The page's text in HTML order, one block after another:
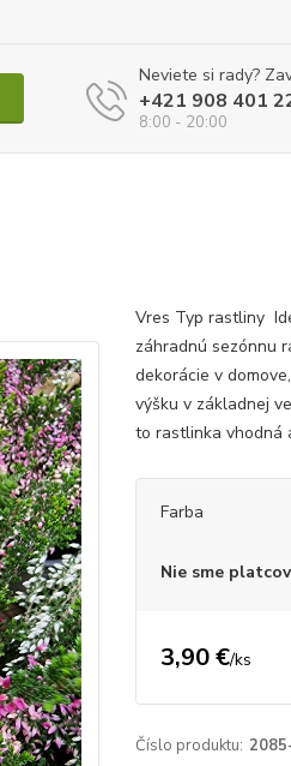
Neviete si rady?
+421 908 401
8:00 - 20:00
Vres Typ rastliny
záhradnú sezónnu
dekorácie v
výšku v základnej
to rastlinka vhodná
Farba
Nie sme
3,90 €/ks
Číslo produktu: